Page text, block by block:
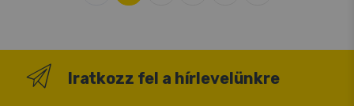
Iratkozz fel a hírlevelünkre